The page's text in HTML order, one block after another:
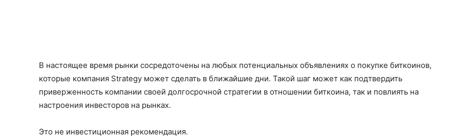
В настоящее время рынки сосредоточены на любых потенциальных объявлениях о покупке биткоинов,
которые компания Strategy может сделать в ближайшие дни. Такой шаг может как подтвердить
приверженность компании своей долгосрочной стратегии в отношении биткоина, так и повлиять на
настроения инвесторов на рынках.
Это не инвестиционная рекомендация.